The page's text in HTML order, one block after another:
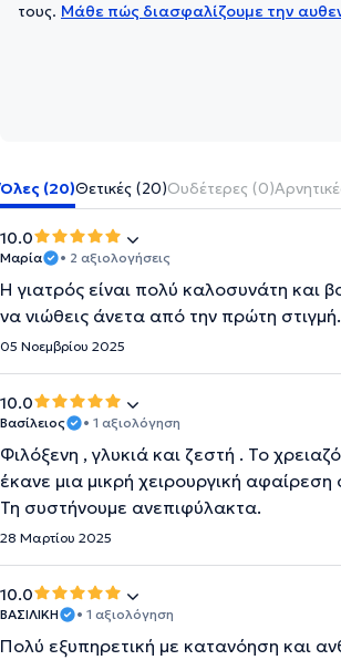
τους. Μάθε πώς διασφαλίζουμε την
Όλες (20)Θετικές (20)Ουδέτερες (0)
10.0
Μαρία • 2 αξιολογήσεις
Η γιατρός είναι πολύ καλοσυνάτη και
να νιώθεις άνετα από την πρώτη στιγμή.
05 Νοεμβρίου 2025
10.0
Βασίλειος • 1 αξιολόγηση
Φιλόξενη , γλυκιά και ζεστή . Το
έκανε μια μικρή χειρουργική
Τη συστήνουμε ανεπιφύλακτα.
28 Μαρτίου 2025
10.0
ΒΑΣΙΛΙΚΗ • 1 αξιολόγηση
Πολύ εξυπηρετική με κατανόηση και